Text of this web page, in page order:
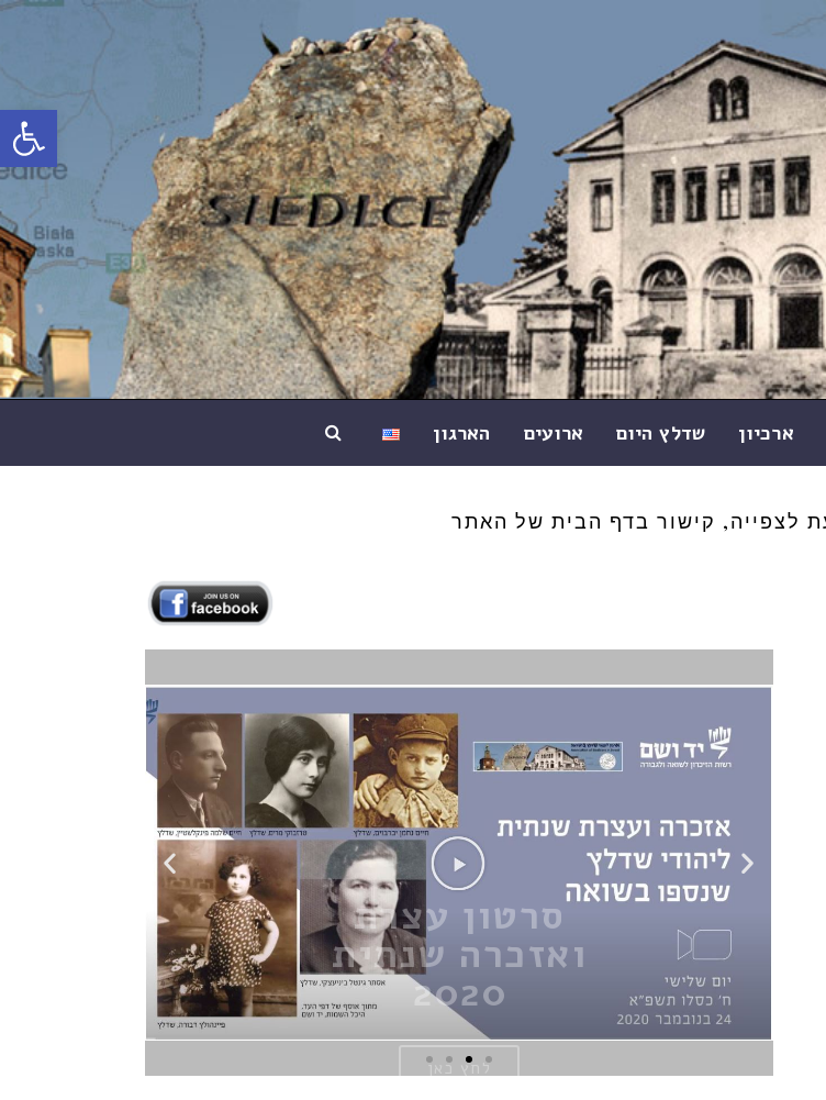
פתח
ארכיון שדלץ היום ארועים הארגון
סרטון עצרת
ואזכרה שנתית
2020
לחץ כאן